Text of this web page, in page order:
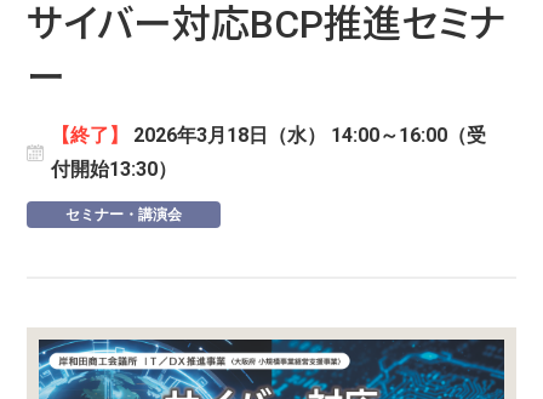
サイバー対応BCP推進セミナ
ー
【終了】
2026年3月18日（水） 14:00～16:00（受
付開始13:30）
セミナー・講演会